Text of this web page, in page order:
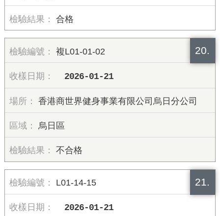
合格
20.
複L01-01-02
2026-01-21
香港商世界健身事業有限公司烏日分公司
烏日區
不合格
21.
L01-14-15
2026-01-21